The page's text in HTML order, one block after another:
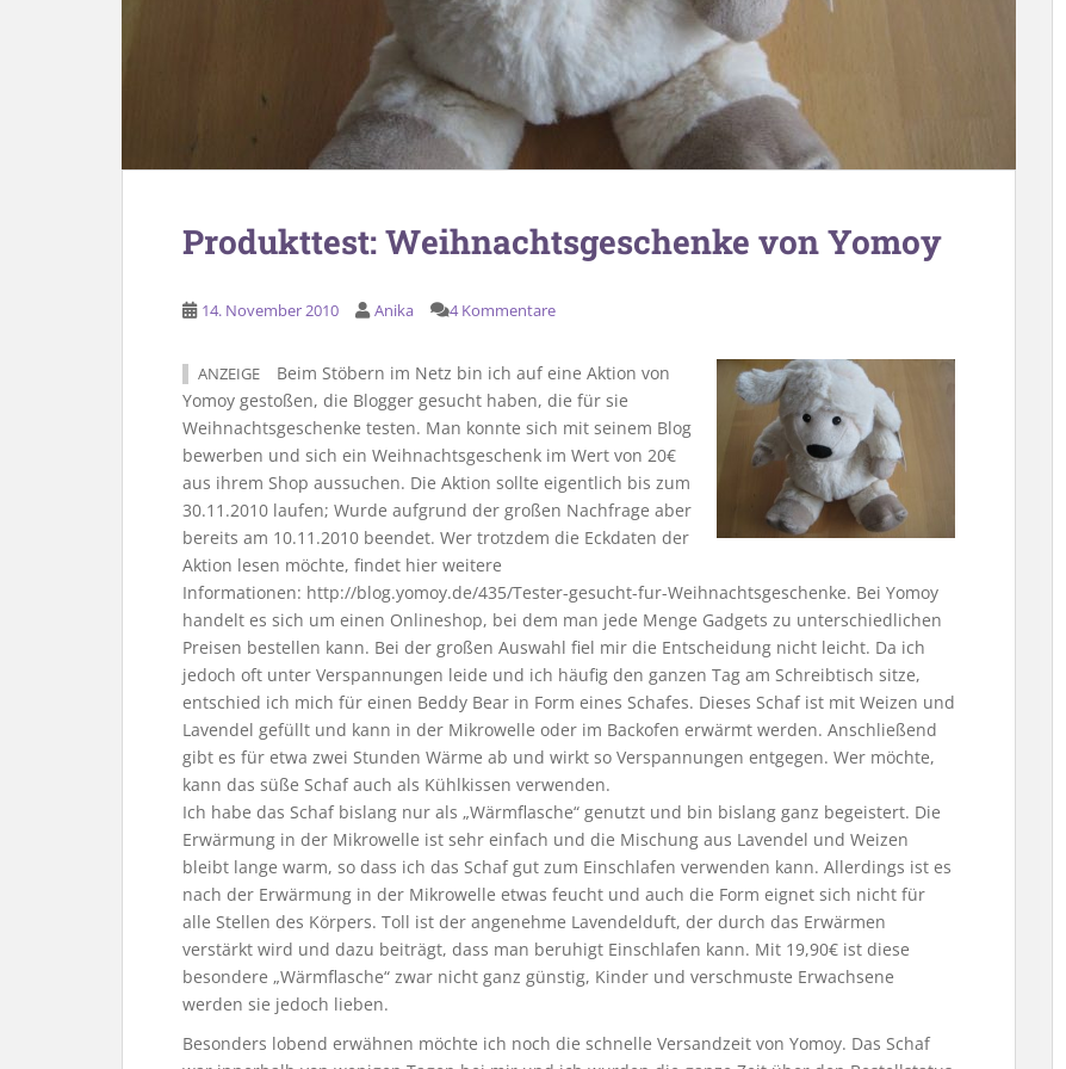
Produkttest: Weihnachtsgeschenke von Yomoy
14. November 2010 Anika 4 Kommentare
ANZEIGE
Beim Stöbern im Netz bin ich auf eine Aktion von
Yomoy gestoßen, die Blogger gesucht haben, die für sie
Weihnachtsgeschenke testen. Man konnte sich mit seinem Blog
bewerben und sich ein Weihnachtsgeschenk im Wert von 20€
aus ihrem Shop aussuchen. Die Aktion sollte eigentlich bis zum
30.11.2010 laufen; Wurde aufgrund der großen Nachfrage aber
bereits am 10.11.2010 beendet. Wer trotzdem die Eckdaten der
Aktion lesen möchte, findet hier weitere
Informationen: http://blog.yomoy.de/435/Tester-gesucht-fur-Weihnachtsgeschenke. Bei Yomoy
handelt es sich um einen Onlineshop, bei dem man jede Menge Gadgets zu unterschiedlichen
Preisen bestellen kann. Bei der großen Auswahl fiel mir die Entscheidung nicht leicht. Da ich
jedoch oft unter Verspannungen leide und ich häufig den ganzen Tag am Schreibtisch sitze,
entschied ich mich für einen Beddy Bear in Form eines Schafes. Dieses Schaf ist mit Weizen und
Lavendel gefüllt und kann in der Mikrowelle oder im Backofen erwärmt werden. Anschließend
gibt es für etwa zwei Stunden Wärme ab und wirkt so Verspannungen entgegen. Wer möchte,
kann das süße Schaf auch als Kühlkissen verwenden.
Ich habe das Schaf bislang nur als „Wärmflasche“ genutzt und bin bislang ganz begeistert. Die
Erwärmung in der Mikrowelle ist sehr einfach und die Mischung aus Lavendel und Weizen
bleibt lange warm, so dass ich das Schaf gut zum Einschlafen verwenden kann. Allerdings ist es
nach der Erwärmung in der Mikrowelle etwas feucht und auch die Form eignet sich nicht für
alle Stellen des Körpers. Toll ist der angenehme Lavendelduft, der durch das Erwärmen
verstärkt wird und dazu beiträgt, dass man beruhigt Einschlafen kann. Mit 19,90€ ist diese
besondere „Wärmflasche“ zwar nicht ganz günstig, Kinder und verschmuste Erwachsene
werden sie jedoch lieben.
Besonders lobend erwähnen möchte ich noch die schnelle Versandzeit von Yomoy. Das Schaf